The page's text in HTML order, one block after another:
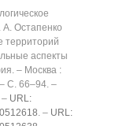
А. Остапенко
территорий
аспекты
‒ Москва :
C. 66‒94. ‒
‒ URL:
. ‒ URL: